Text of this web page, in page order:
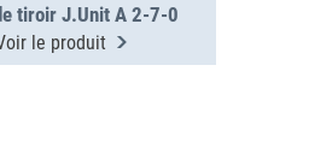
tiroir J.Unit A 2-7-0
le produit